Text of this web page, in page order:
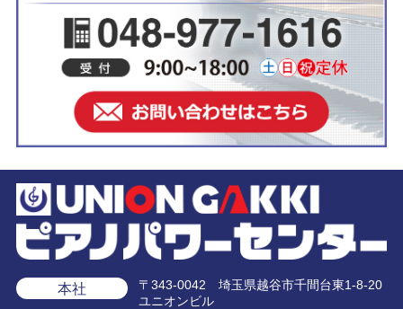
本社
〒343-0042 埼玉県越谷市千間台東1-8-20
ユニオンビル